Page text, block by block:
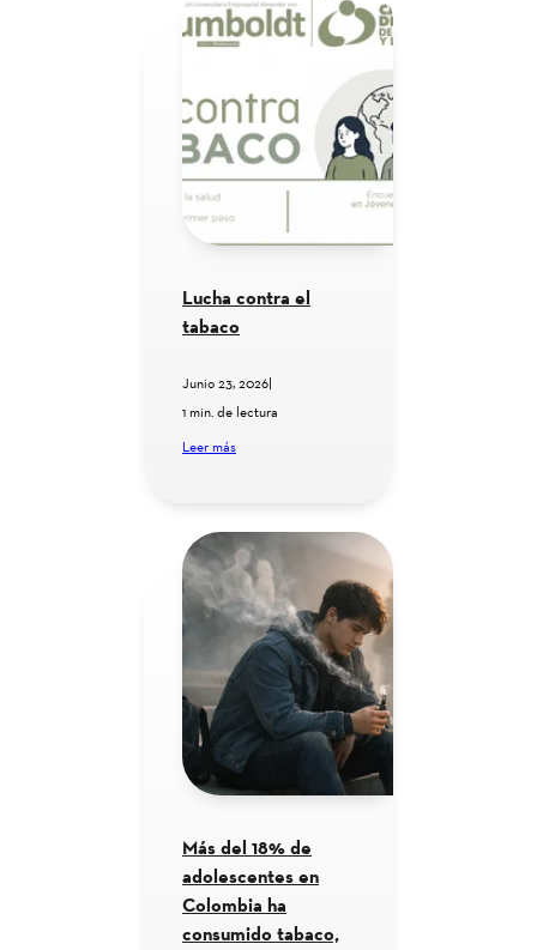
Lucha contra el
tabaco
Junio 23, 2026|
1 min. de lectura
Leer más
Más del 18% de
adolescentes en
Colombia ha
consumido tabaco,